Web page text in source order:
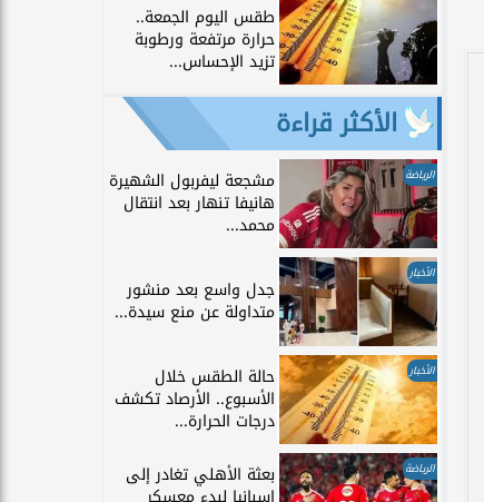
طقس اليوم الجمعة..
حرارة مرتفعة ورطوبة
تزيد الإحساس...
الأكثر قراءة
الرياضة مشجعة ليفربول الشهيرة
هانيفا تنهار بعد انتقال
محمد...
الأخبار
جدل واسع بعد منشور
متداولة عن منع سيدة...
الأخبار حالة الطقس خلال
الأسبوع.. الأرصاد تكشف
درجات الحرارة...
الرياضة بعثة الأهلي تغادر إلى